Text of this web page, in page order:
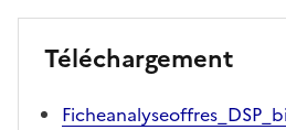
Téléchargement